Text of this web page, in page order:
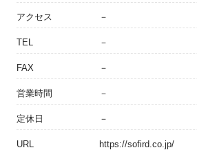
アクセス －
TEL －
FAX －
営業時間 －
定休日 －
URL https://sofird.co.jp/